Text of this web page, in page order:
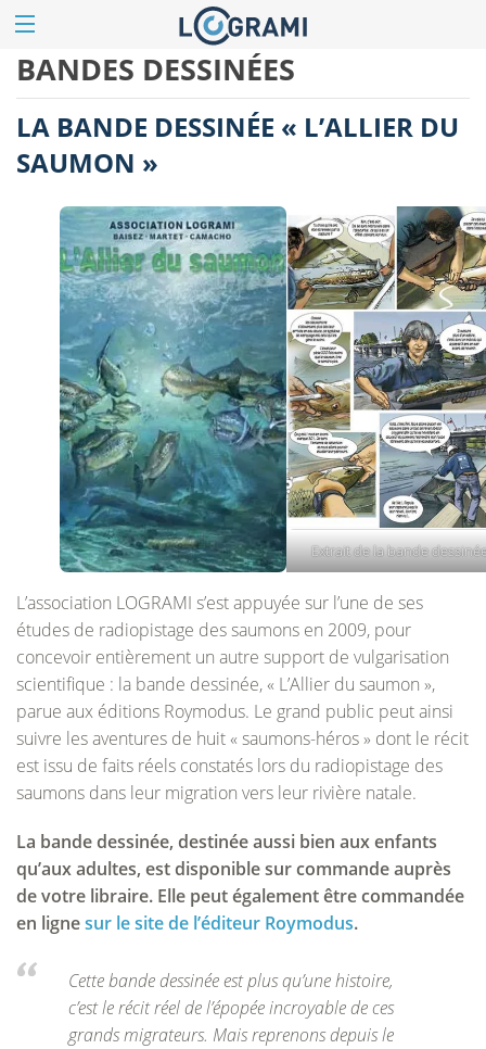
BANDES DESSINÉES
LA BANDE DESSINÉE « L’ALLIER DU
SAUMON »
Extrait de la bande
L’association LOGRAMI s’est appuyée sur l’une de ses
études de radiopistage des saumons en 2009, pour
concevoir entièrement un autre support de vulgarisation
scientifique : la bande dessinée, « L’Allier du saumon »,
parue aux éditions Roymodus. Le grand public peut ainsi
suivre les aventures de huit « saumons-héros » dont le récit
est issu de faits réels constatés lors du radiopistage des
saumons dans leur migration vers leur rivière natale.
La bande dessinée, destinée aussi bien aux enfants
qu’aux adultes, est disponible sur commande auprès
de votre libraire. Elle peut également être commandée
en lignesur le site de l’éditeur Roymodus.
Cette bande dessinée est plus qu’une histoire,
c’est le récit réel de l’épopée incroyable de ces
grands migrateurs. Mais reprenons depuis le